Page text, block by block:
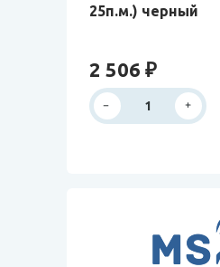
25п.м.) черный
2 506 ₽